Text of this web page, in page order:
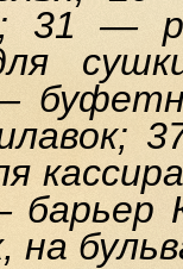
31 —
на